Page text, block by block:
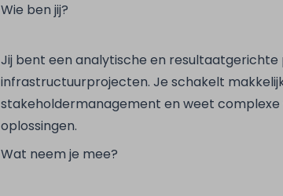
Wie ben jij?
Jij bent een analytische en
infrastructuurprojecten. Je schakelt
stakeholdermanagement en weet
oplossingen.
Wat neem je mee?